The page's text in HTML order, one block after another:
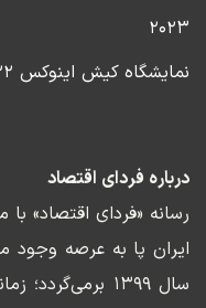
۲۰۲۳
نمایشگاه کیش اینوکس ۲۰۲۲
درباره فردای اقتصاد
رسانه «فردای اقتصاد»
ایران پا به عرصه وجود
سال ۱۳۹۹